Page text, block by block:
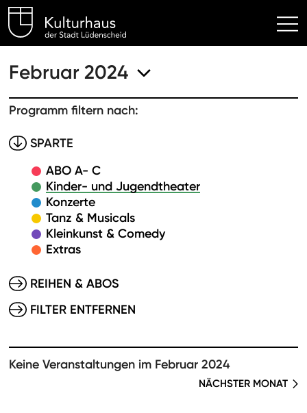
Kulturhaus Lüdenscheid
Februar 2024
Programm filtern nach:
SPARTE
ABO A- C
Kinder- und Jugendtheater
Konzerte
Tanz & Musicals
Kleinkunst & Comedy
Extras
REIHEN & ABOS
FILTER ENTFERNEN
Keine Veranstaltungen im Februar 2024
NÄCHSTER MONAT